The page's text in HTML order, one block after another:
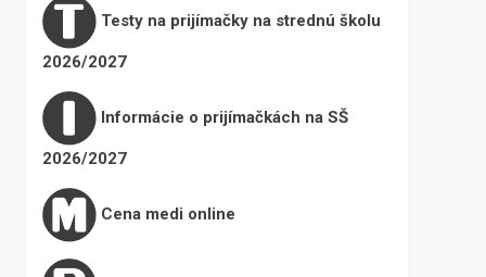
Testy na prijímačky na strednú školu
2026/2027
Informácie o prijímačkách na SŠ
2026/2027
Cena medi online